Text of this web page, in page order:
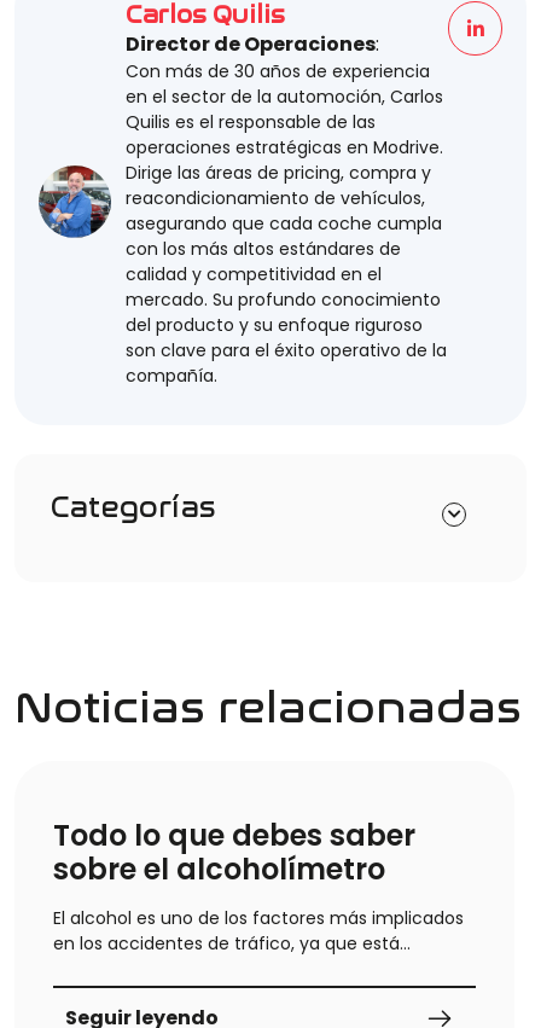
Carlos Quilis
Director de Operaciones:
Con más de 30 años de experiencia
en el sector de la automoción, Carlos
Quilis es el responsable de las
operaciones estratégicas en Modrive.
Dirige las áreas de pricing, compra y
reacondicionamiento de vehículos,
asegurando que cada coche cumpla
con los más altos estándares de
calidad y competitividad en el
mercado. Su profundo conocimiento
del producto y su enfoque riguroso
son clave para el éxito operativo de la
compañía.
Categorías
Noticias relacionadas
Todo lo que debes saber
sobre el alcoholímetro
El alcohol es uno de los factores más implicados
en los accidentes de tráfico, ya que está
Seguir leyendo